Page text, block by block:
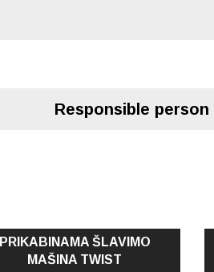
Responsible person
PRIKABINAMA ŠLAVIMO
MAŠINA TWIST